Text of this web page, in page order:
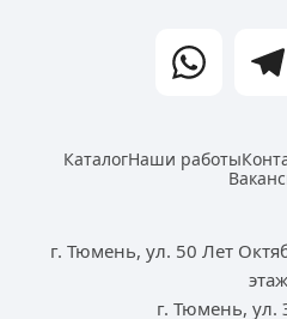
КаталогНаши работы
г. Тюмень, ул. 50 Лет
этаж
г. Тюмень, ул.